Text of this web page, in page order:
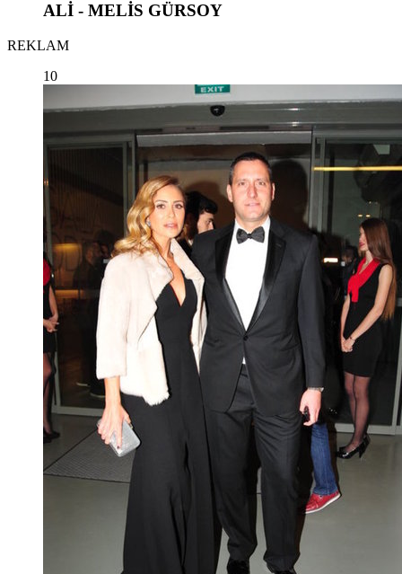
ALİ - MELİS GÜRSOY
REKLAM
10